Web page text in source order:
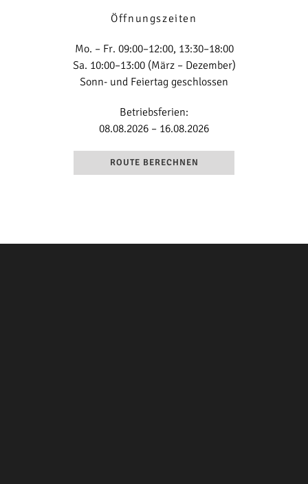
Öffnungszeiten
Mo. – Fr. 09:00–12:00, 13:30–18:00
Sa. 10:00–13:00 (März – Dezember)
Sonn- und Feiertag geschlossen
Betriebsferien:
08.08.2026 – 16.08.2026
ROUTE BERECHNEN